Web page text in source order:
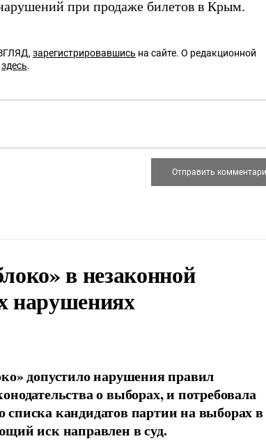
при продаже билетов в Крым.
зарегистрировавшись на сайте. О редакционной
здесь.
в незаконной
нарушениях
допустило нарушения правил
о выборах, и потребовала
кандидатов партии на выборах в
иск направлен в суд.